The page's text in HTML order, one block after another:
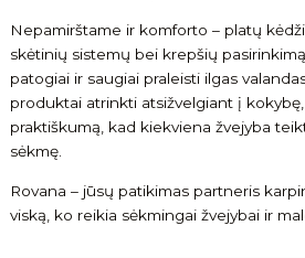
Nepamirštame ir komforto – platų
skėtinių sistemų bei krepšių
patogiai ir saugiai praleisti ilgas
produktai atrinkti atsižvelgiant į
praktiškumą, kad kiekviena žvejyba
sėkmę.
Rovana – jūsų patikimas partneris
viską, ko reikia sėkmingai žvejybai ir